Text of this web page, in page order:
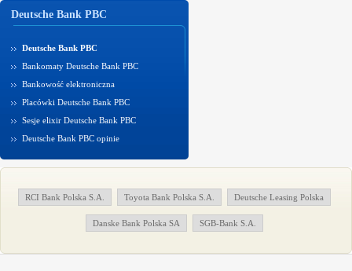
Deutsche Bank PBC
Deutsche Bank PBC
Bankomaty Deutsche Bank PBC
Bankowość elektroniczna
Placówki Deutsche Bank PBC
Sesje elixir Deutsche Bank PBC
Deutsche Bank PBC opinie
RCI Bank Polska S.A. Toyota Bank Polska S.A. Deutsche Leasing Polska
Danske Bank Polska SA SGB-Bank S.A.